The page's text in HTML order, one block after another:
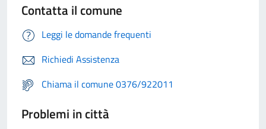
Contatta il comune
Leggi le domande frequenti
Richiedi Assistenza
Chiama il comune 0376/922011
Problemi in città